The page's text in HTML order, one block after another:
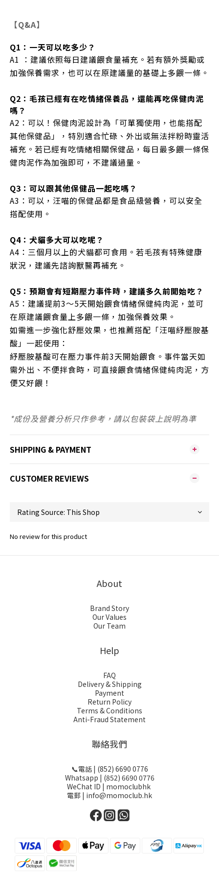
【Q&A】
Q1：一天可以吃多少？
A1 ：建議依照每日建議餵食量補充。若有額外獎勵或
加強保養需求，也可以在原建議量的基礎上多餵一條。
Q2：毛孩已經有在吃情緒保養品，還能再吃保健肉泥
嗎？
A2：可以！保健肉泥設計為「可單獨使用，也能搭配
其他保健品」，特別適合忙碌、外出或無法拌粉時靈活
補充。若已經有吃情緒相關保健品，每日最多餵一條保
健肉泥作為加強即可，不建議過量。
Q3：可以跟其他保健品一起吃嗎？
A3：可以，汪喵的保健品都是食品級營養，可以安全
搭配使用。
Q4：犬貓多大可以吃呢？
A4：三個月以上的犬貓都可食用。若毛孩有特殊健康
狀況，建議先諮詢獸醫再補充。
Q5：預期會有短期壓力事件時，建議多久前開始吃？
A5：建議提前3～5天開始餵食情緒保健純肉泥，並可
在原建議餵食量上多餵一條，加強保養效果。
如需進一步強化舒壓效果，也推薦搭配「汪喵紓壓胺基
酸」一起使用：
紓壓胺基酸可在壓力事件前3天開始餵食。事件當天如
需外出、不便拌食時，可直接餵食情緒保健純肉泥，方
便又好餵！
*成份及營養分析只作參考，請以包裝袋上說明為準
SHIPPING & PAYMENT
CUSTOMER REVIEWS
No review for this product
About
Brand Story
Our Values
Our Team
Help
FAQ
Delivery & Shipping
Payment
Return Policy
Terms & Conditions
Anti-Fraud Statement
聯絡我們
📞電話 | (852) 6690 0776
Whatsapp | (852) 6690 0776
WeChat ID | momoclubhk
電郵 | info@momoclub.hk